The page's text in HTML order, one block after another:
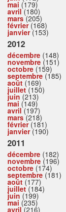
mai (179)
avril(180)
mars(205)
février(168)
janvier(153)
2012
décembre (148)
novembre (151)
octobre (159)
septembre (185)
août (169)
juillet(150)
juin (213)
mai (149)
avril(197)
mars(218)
février(181)
janvier(190)
2011
décembre (182)
novembre (196)
octobre (174)
septembre (181)
août (177)
juillet(184)
juin (199)
mai (235)
avril(216)